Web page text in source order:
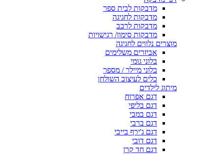
מדבקות לבית ספר
מדבקות לחגיגה
מדבקות לרכב
מדבקות סימון/ רגישויות
מוצרים נלווים לחגיגה
אביזרים משלימים
בלוני גומי
בלוני מיילר / מספר
כלים לעיצוב השולחן
מיתוג לילדים
דגם אפרוח
דגם בליפי
דגם במבי
דגם ברבי
דגם ג'ירף בייבי
דגם דובי
דגם חד קרן